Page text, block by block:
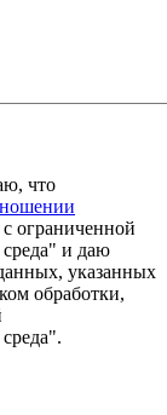
что
ограниченной
и даю
указанных
обработки,